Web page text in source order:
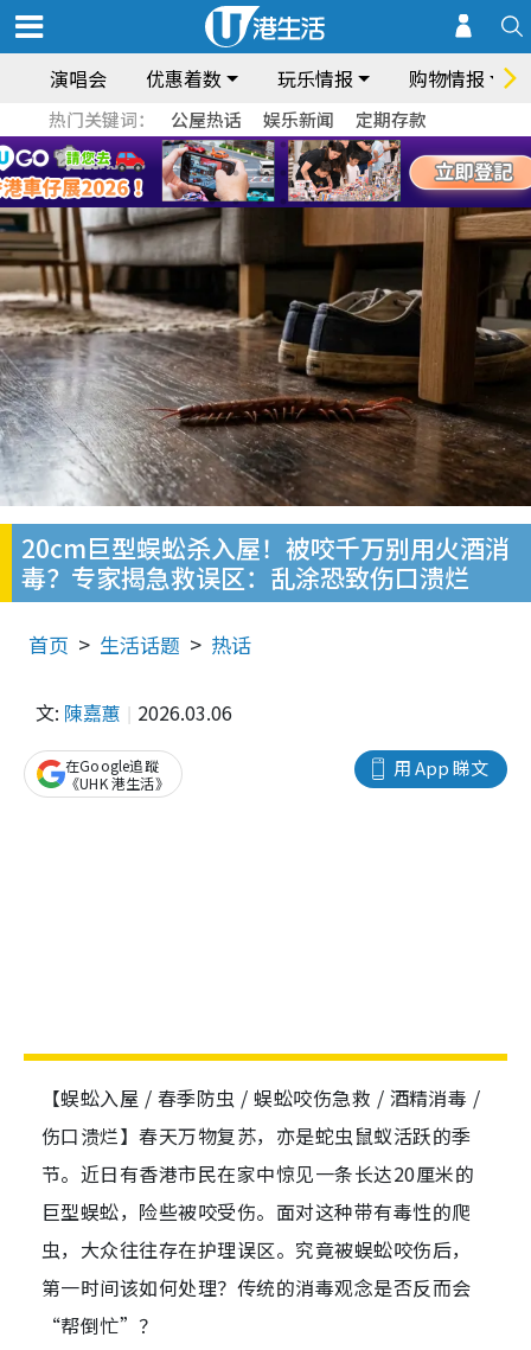
演唱会 优惠着数 玩乐情报 购物情报
热门关键词： 公屋热话 娱乐新闻 定期存款
20cm巨型蜈蚣杀入屋！被咬千万别用火酒消
毒？专家揭急救误区：乱涂恐致伤口溃烂
首页 生活话题 热话
文: 陳嘉蕙 2026.03.06
用 App 睇文
在Google追蹤
《UHK 港生活》
【蜈蚣入屋 / 春季防虫 / 蜈蚣咬伤急救 / 酒精消毒 /
伤口溃烂】春天万物复苏，亦是蛇虫鼠蚁活跃的季
节。近日有香港市民在家中惊见一条长达20厘米的
巨型蜈蚣，险些被咬受伤。面对这种带有毒性的爬
虫，大众往往存在护理误区。究竟被蜈蚣咬伤后，
第一时间该如何处理？传统的消毒观念是否反而会
“帮倒忙”？